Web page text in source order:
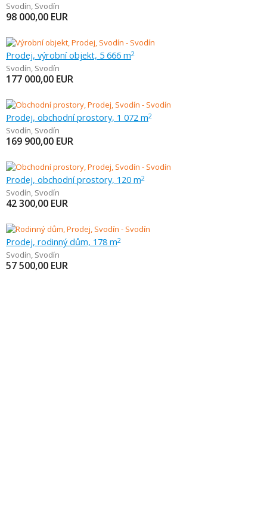
Svodín, Svodín
98 000,00 EUR
Prodej, výrobní objekt, 5 666 m2
Svodín, Svodín
177 000,00 EUR
Prodej, obchodní prostory, 1 072 m2
Svodín, Svodín
169 900,00 EUR
Prodej, obchodní prostory, 120 m2
Svodín, Svodín
42 300,00 EUR
Prodej, rodinný dům, 178 m2
Svodín, Svodín
57 500,00 EUR